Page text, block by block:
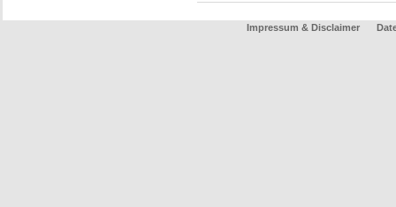
Impressum & Disclaimer